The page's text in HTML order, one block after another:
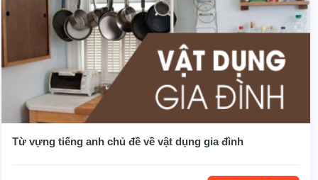
Từ vựng tiếng anh chủ đề về vật dụng gia đình